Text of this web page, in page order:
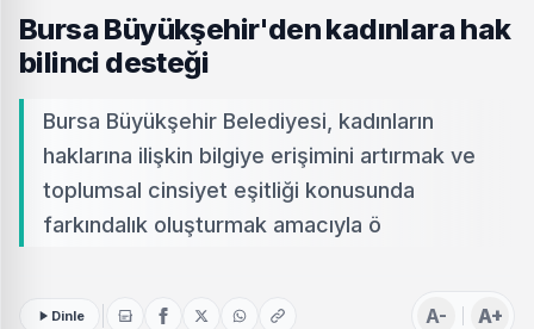
Bursa Büyükşehir'den kadınlara hak
bilinci desteği
Bursa Büyükşehir Belediyesi, kadınların
haklarına ilişkin bilgiye erişimini artırmak ve
toplumsal cinsiyet eşitliği konusunda
farkındalık oluşturmak amacıyla ö
Dinle A- A+